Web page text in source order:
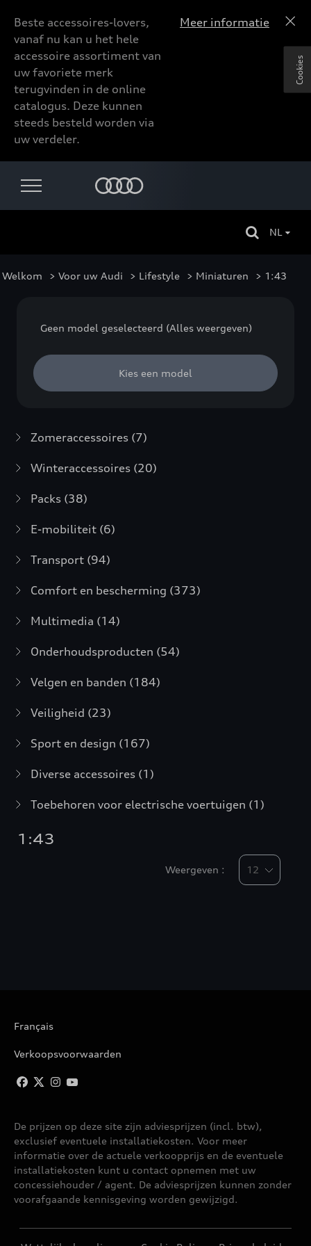
Beste accessoires-lovers,
vanaf nu kan u het hele
accessoire assortiment van
uw favoriete merk
terugvinden in de online
catalogus. Deze kunnen
steeds besteld worden via
uw verdeler.
Meer informatie
NL
Welkom > Voor uw Audi > Lifestyle > Miniaturen > 1:43
Geen model geselecteerd (Alles weergeven)
Kies een model
Zomeraccessoires (7)
Winteraccessoires (20)
Packs (38)
E-mobiliteit (6)
Transport (94)
Comfort en bescherming (373)
Multimedia (14)
Onderhoudsproducten (54)
Velgen en banden (184)
Veiligheid (23)
Sport en design (167)
Diverse accessoires (1)
Toebehoren voor electrische voertuigen (1)
1:43
Weergeven :
Français
Verkoopsvoorwaarden
De prijzen op deze site zijn adviesprijzen (incl. btw),
exclusief eventuele installatiekosten. Voor meer
informatie over de actuele verkoopprijs en de eventuele
installatiekosten kunt u contact opnemen met uw
concessiehouder / agent. De adviesprijzen kunnen zonder
voorafgaande kennisgeving worden gewijzigd.
Cookies